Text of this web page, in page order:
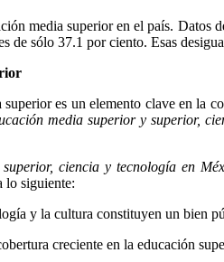
media superior en el país. Datos
sólo 37.1 por ciento. Esas
es un elemento clave en la
media superior y superior,
ciencia y tecnología en
lo siguiente:
y la cultura constituyen un
creciente en la educación